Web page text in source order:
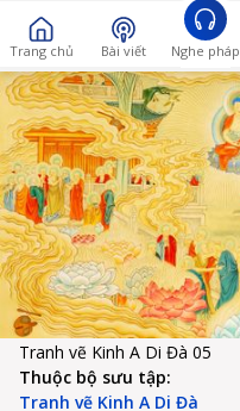
Trang chủ Bài viết Nghe pháp
Tranh vẽ Kinh A Di Đà 05
Thuộc bộ sưu tập:
Tranh vẽ Kinh A Di Đà